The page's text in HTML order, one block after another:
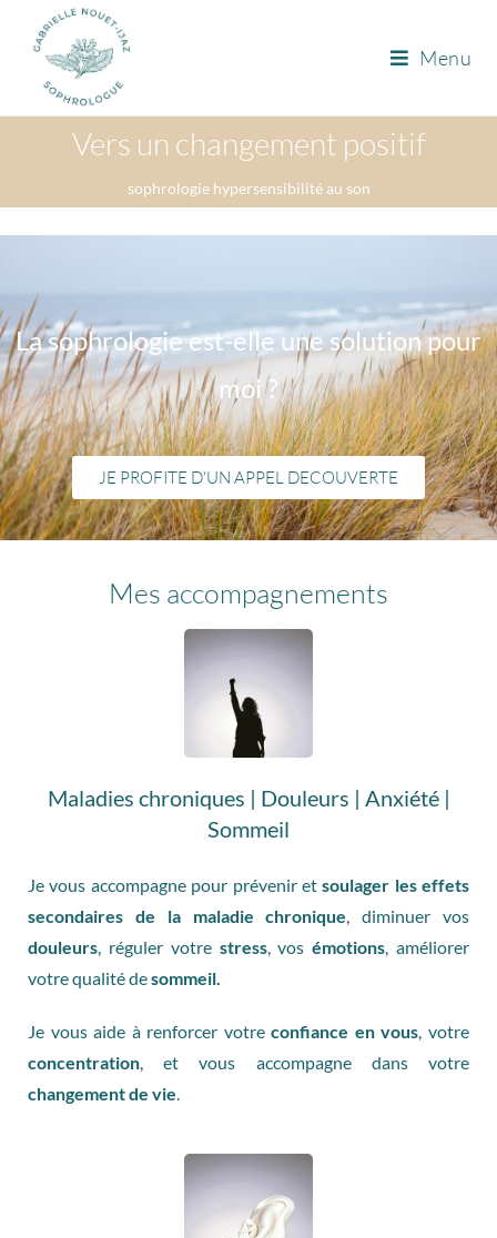
Menu
Vers un changement positif
sophrologie hypersensibilité au son
La sophrologie est-elle une solution pour
moi ?
JE PROFITE D'UN APPEL DECOUVERTE
Mes accompagnements
Maladies chroniques | Douleurs | Anxiété |
Sommeil
Je vous accompagne pour prévenir etsoulager les effets
secondaires de la maladie chronique , diminuer vos
douleurs , réguler votre stress, vosémotions , améliorer
votre qualité desommeil.
Je vous aide à renforcer votreconfiance en vous , votre
concentration , et vous accompagne dans votre
changement de vie